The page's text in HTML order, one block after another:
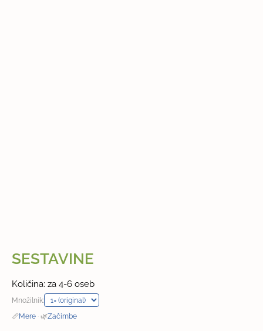
SESTAVINE
Količina: za 4-6 oseb
Množilnik:
📏Mere · 🌿Začimbe